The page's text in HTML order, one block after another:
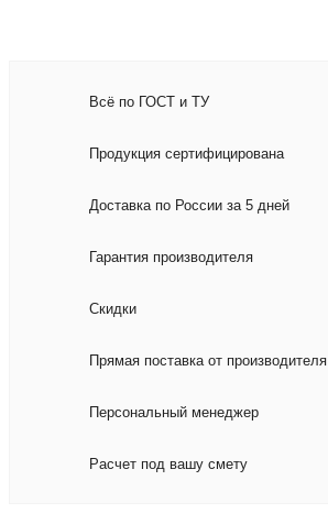
Всё по ГОСТ и ТУ
Продукция сертифицирована
Доставка по России за 5 дней
Гарантия производителя
Скидки
Прямая поставка от производителя
Персональный менеджер
Расчет под вашу смету